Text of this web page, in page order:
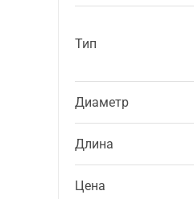
Тип
Диаметр
Длина
Цена